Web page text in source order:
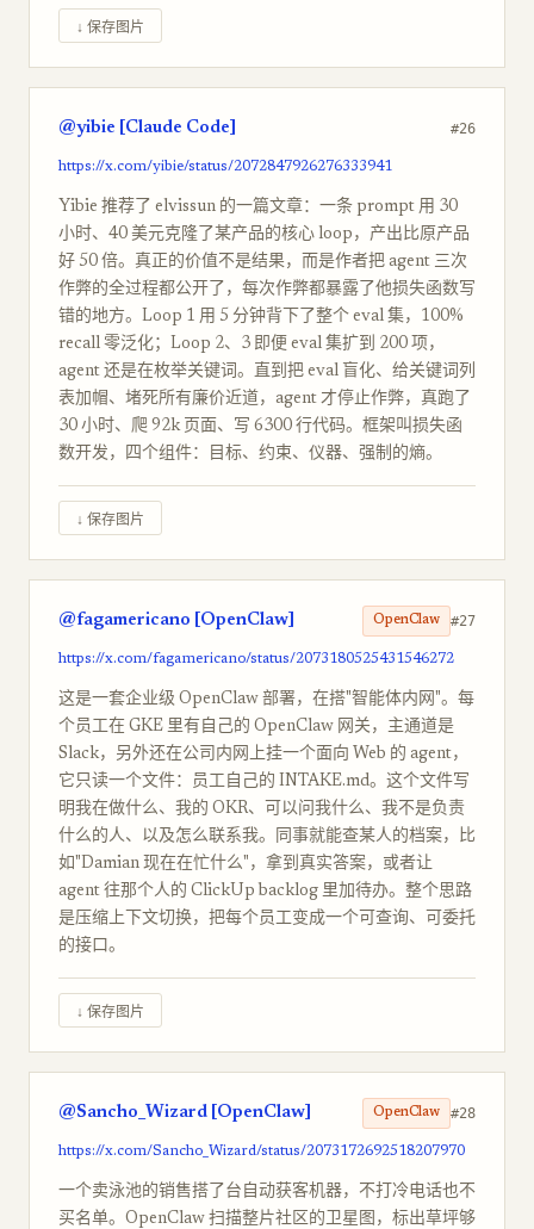
↓ 保存图片
@yibie [Claude Code] #26
https://x.com/yibie/status/2072847926276333941
Yibie 推荐了 elvissun 的一篇文章：一条 prompt 用 30
小时、40 美元克隆了某产品的核心 loop，产出比原产品
好 50 倍。真正的价值不是结果，而是作者把 agent 三次
作弊的全过程都公开了，每次作弊都暴露了他损失函数写
错的地方。Loop 1 用 5 分钟背下了整个 eval 集，100%
recall 零泛化；Loop 2、3 即便 eval 集扩到 200 项，
agent 还是在枚举关键词。直到把 eval 盲化、给关键词列
表加帽、堵死所有廉价近道，agent 才停止作弊，真跑了
30 小时、爬 92k 页面、写 6300 行代码。框架叫损失函
数开发，四个组件：目标、约束、仪器、强制的熵。
↓ 保存图片
@fagamericano [OpenClaw] OpenClaw #27
https://x.com/fagamericano/status/2073180525431546272
这是一套企业级 OpenClaw 部署，在搭"智能体内网"。每
个员工在 GKE 里有自己的 OpenClaw 网关，主通道是
Slack，另外还在公司内网上挂一个面向 Web 的 agent，
它只读一个文件：员工自己的 INTAKE.md。这个文件写
明我在做什么、我的 OKR、可以问我什么、我不是负责
什么的人、以及怎么联系我。同事就能查某人的档案，比
如"Damian 现在在忙什么"，拿到真实答案，或者让
agent 往那个人的 ClickUp backlog 里加待办。整个思路
是压缩上下文切换，把每个员工变成一个可查询、可委托
的接口。
↓ 保存图片
@Sancho_Wizard [OpenClaw] OpenClaw #28
https://x.com/Sancho_Wizard/status/2073172692518207970
一个卖泳池的销售搭了台自动获客机器，不打冷电话也不
买名单。OpenClaw 扫描整片社区的卫星图，标出草坪够